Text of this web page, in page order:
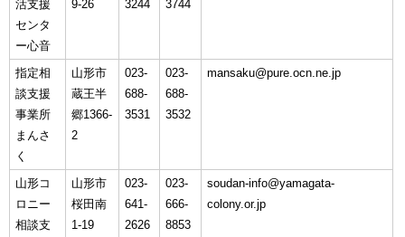
活支援
センタ
ー心音
9-26 3244 3744
指定相
談支援
事業所
まんさ
く
山形市
蔵王半
郷1366-
2
023-
688-
3531
023-
688-
3532
mansaku@pure.ocn.ne.jp
山形コ
ロニー
相談支
山形市
桜田南
1-19
023-
641-
2626
023-
666-
8853
soudan-info@yamagata-
colony.or.jp